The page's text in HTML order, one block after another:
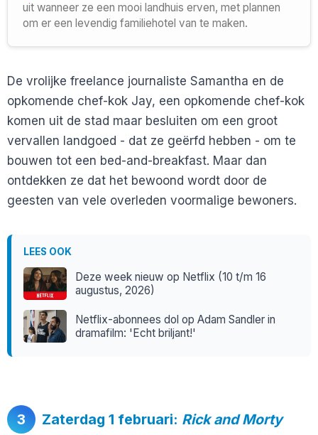
uit wanneer ze een mooi landhuis erven, met plannen
om er een levendig familiehotel van te maken.
De vrolijke freelance journaliste Samantha en de
opkomende chef-kok Jay, een opkomende chef-kok
komen uit de stad maar besluiten om een groot
vervallen landgoed - dat ze geërfd hebben - om te
bouwen tot een bed-and-breakfast. Maar dan
ontdekken ze dat het bewoond wordt door de
geesten van vele overleden voormalige bewoners.
LEES OOK
Deze week nieuw op Netflix (10 t/m 16
augustus, 2026)
Netflix-abonnees dol op Adam Sandler in
dramafilm: 'Echt briljant!'
3 Zaterdag 1 februari: Rick and Morty